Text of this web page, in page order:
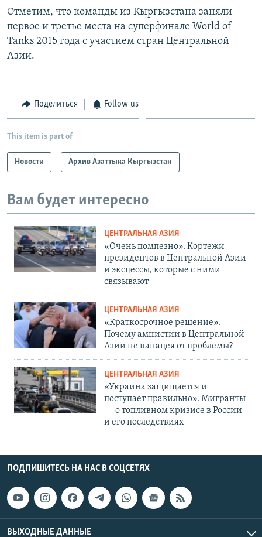
Отметим, что команды из Кыргызстана заняли
первое и третье места на суперфинале World of
Tanks 2015 года с участием стран Центральной
Азии.
Поделиться Follow us
This item is part of
Новости Архив Азаттыка Кыргызстан
Вам будет интересно
ЦЕНТРАЛЬНАЯ АЗИЯ
«Очень помпезно». Кортежи
президентов в Центральной Азии
и эксцессы, которые с ними
связывают
ЦЕНТРАЛЬНАЯ АЗИЯ
«Краткосрочное решение».
Почему амнистии в Центральной
Азии не панацея от проблемы?
ЦЕНТРАЛЬНАЯ АЗИЯ
«Украина защищается и
поступает правильно». Мигранты
— о топливном кризисе в России
и его последствиях
ПОДПИШИТЕСЬ НА НАС В СОЦСЕТЯХ
ВЫХОДНЫЕ ДАННЫЕ